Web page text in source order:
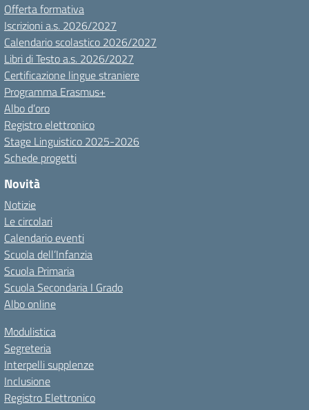
Offerta formativa
Iscrizioni a.s. 2026/2027
Calendario scolastico 2026/2027
Libri di Testo a.s. 2026/2027
Certificazione lingue straniere
Programma Erasmus+
Albo d’oro
Registro elettronico
Stage Linguistico 2025-2026
Schede progetti
Novità
Notizie
Le circolari
Calendario eventi
Scuola dell’Infanzia
Scuola Primaria
Scuola Secondaria I Grado
Albo online
Modulistica
Segreteria
Interpelli supplenze
Inclusione
Registro Elettronico